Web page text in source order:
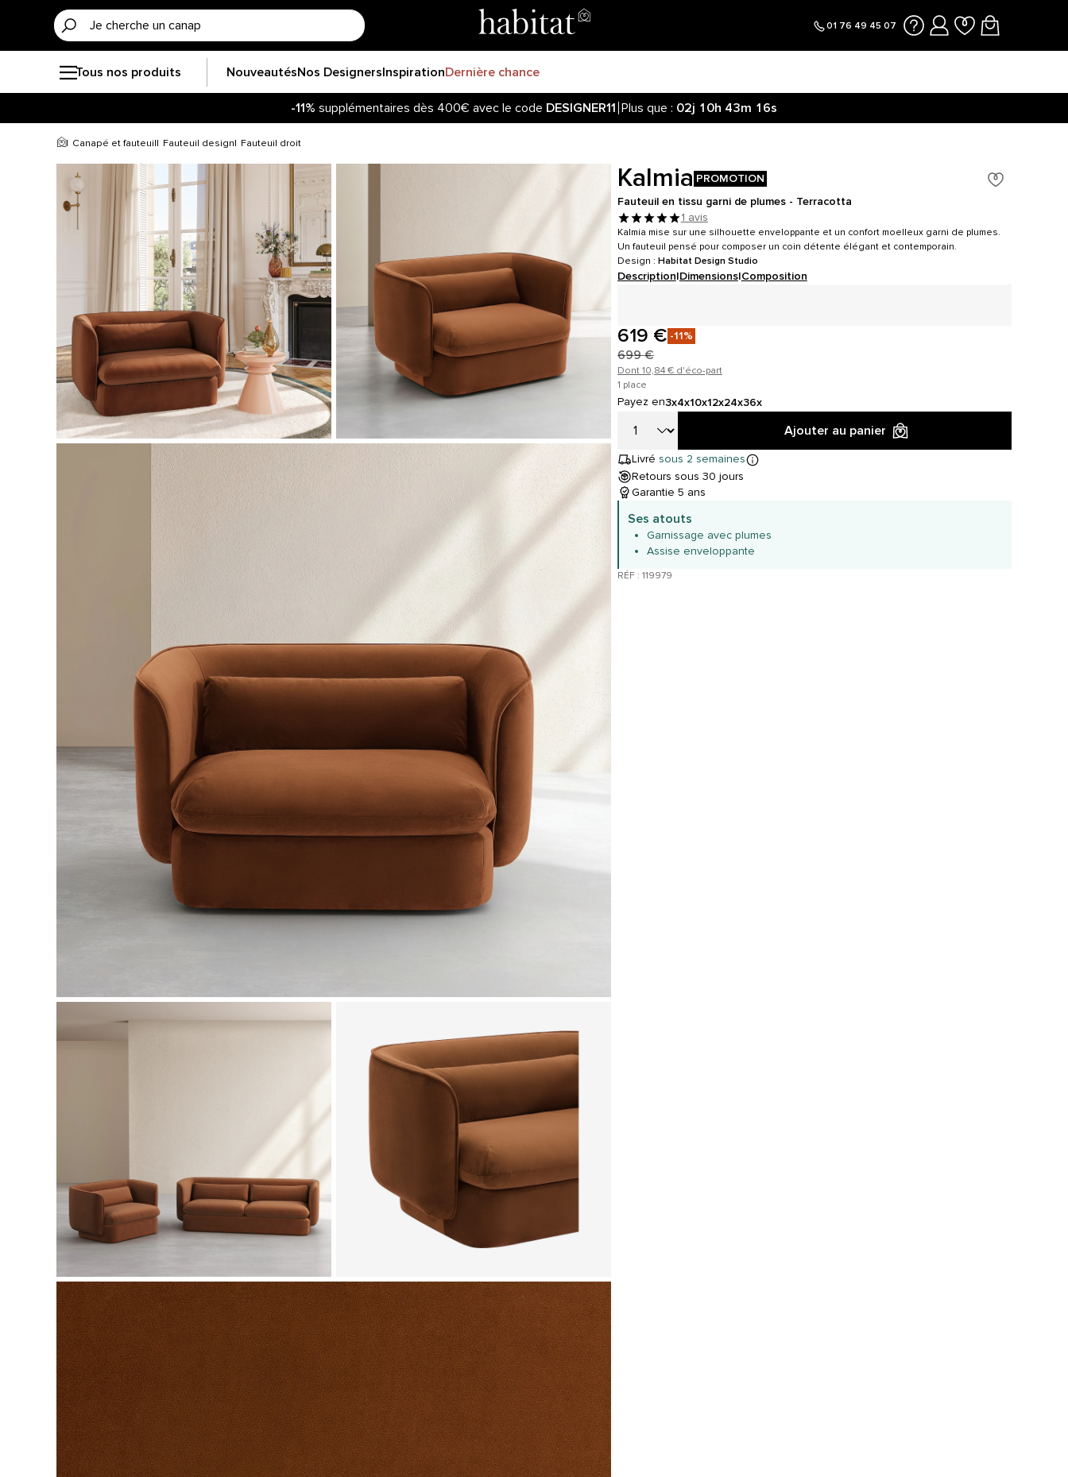
01 76 49 45 07
Tous nos produits NouveautésNos DesignersInspirationDernière chance
-11% supplémentaires dès 400€ avec le code DESIGNER11 Plus que : 02j 10h 43m 15s
Canapé et fauteuil Fauteuil design Fauteuil droit
Kalmia PROMOTION
Fauteuil en tissu garni de plumes - Terracotta
1 avis
Kalmia mise sur une silhouette enveloppante et un confort moelleux garni de plumes.
Un fauteuil pensé pour composer un coin détente élégant et contemporain.
Design : Habitat Design Studio
Description|Dimensions|Composition
619 € -11%
699 €
Dont 10,84 € d'éco-part
1 place
Payez en3x4x10x12x24x36x
Ajouter au panier
Livré sous 2 semaines
Retours sous 30 jours
Garantie 5 ans
Ses atouts
Garnissage avec plumes
Assise enveloppante
RÉF : 119979